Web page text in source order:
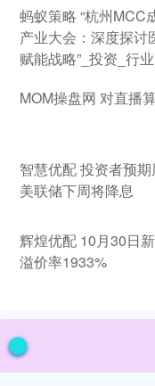
蚂蚁策略 “杭州MCC
产业大会：深度探讨
赋能战略”_投资_行业
MOM操盘网 对直播
智慧优配 投资者预
美联储下周将降息
辉煌优配 10月30日
溢价率1933%